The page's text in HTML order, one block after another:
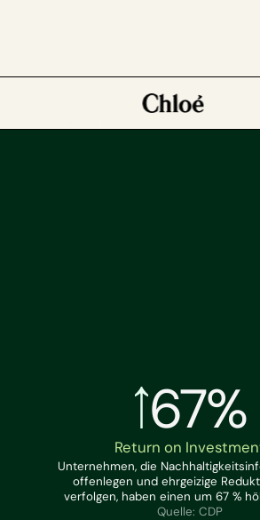
67%
Return on
Unternehmen, die
offenlegen und ehrgeizige
verfolgen, haben einen um 67 %
Quelle: CDP